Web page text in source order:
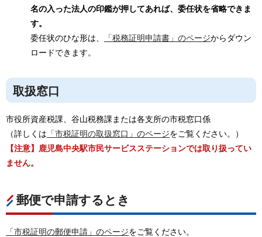
名の入った法人の印鑑が押してあれば、委任状を省略できま
す。
委任状のひな形は、
「税務証明申請書」のページからダウン
ロードできます。
取扱窓口
市役所資産税課、谷山税務課または各支所の市税窓口係
（詳しくは 「市税証明の取扱窓口」のページをご覧ください。）
【注意】鹿児島中央駅市民サービスステーションでは取り扱ってい
ません。
郵便で申請するとき
「市税証明の郵便申請」のページをご覧ください。